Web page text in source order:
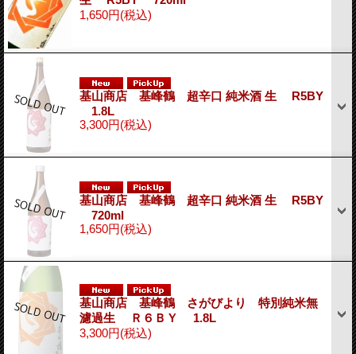
1,650円(税込)
基山商店 基峰鶴 超辛口 純米酒 生 R5BY
1.8L
3,300円(税込)
基山商店 基峰鶴 超辛口 純米酒 生 R5BY
720ml
1,650円(税込)
基山商店 基峰鶴 さがびより 特別純米無
濾過生 Ｒ６ＢＹ 1.8L
3,300円(税込)